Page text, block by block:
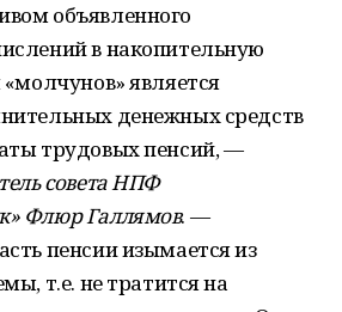
объявленного
в накопительную
является
денежных средств
трудовых пенсий, —
совета НПФ
Флюр Галлямов. —
пенсии изымается из
т.е. не тратится на